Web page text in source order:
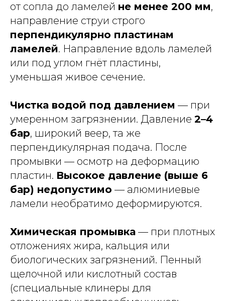
от сопла до ламелей не менее 200 мм,
направление струи строго
перпендикулярно пластинам
ламелей. Направление вдоль ламелей
или под углом гнёт пластины,
уменьшая живое сечение.
Чистка водой под давлением — при
умеренном загрязнении. Давление 2–4
бар, широкий веер, та же
перпендикулярная подача. После
промывки — осмотр на деформацию
пластин. Высокое давление (выше 6
бар) недопустимо — алюминиевые
ламели необратимо деформируются.
Химическая промывка — при плотных
отложениях жира, кальция или
биологических загрязнений. Пенный
щелочной или кислотный состав
(специальные клинеры для